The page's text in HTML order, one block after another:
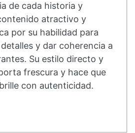
de cada historia y
atractivo y
por su habilidad para
y dar coherencia a
Su estilo directo y
frescura y hace que
con autenticidad.